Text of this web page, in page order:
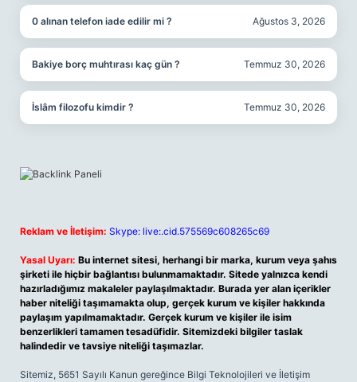
0 alınan telefon iade edilir mi ? Ağustos 3, 2026
Bakiye borç muhtırası kaç gün ? Temmuz 30, 2026
İslâm filozofu kimdir ? Temmuz 30, 2026
Reklam ve İletişim: Skype: live:.cid.575569c608265c69
Yasal Uyarı: Bu internet sitesi, herhangi bir marka, kurum veya şahıs
şirketi ile hiçbir bağlantısı bulunmamaktadır. Sitede yalnızca kendi
hazırladığımız makaleler paylaşılmaktadır. Burada yer alan içerikler
haber niteliği taşımamakta olup, gerçek kurum ve kişiler hakkında
paylaşım yapılmamaktadır. Gerçek kurum ve kişiler ile isim
benzerlikleri tamamen tesadüfidir. Sitemizdeki bilgiler taslak
halindedir ve tavsiye niteliği taşımazlar.
Sitemiz, 5651 Sayılı Kanun gereğince Bilgi Teknolojileri ve İletişim